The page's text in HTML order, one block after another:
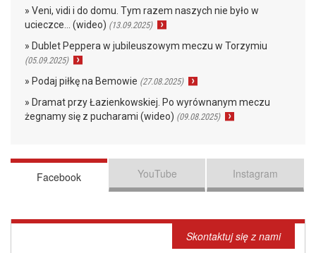
» Veni, vidi i do domu. Tym razem naszych nie było w
ucieczce… (wideo) (13.09.2025)
» Dublet Peppera w jubileuszowym meczu w Torzymiu
(05.09.2025)
» Podaj piłkę na Bemowie (27.08.2025)
» Dramat przy Łazienkowskiej. Po wyrównanym meczu
żegnamy się z pucharami (wideo) (09.08.2025)
Facebook YouTube Instagram
Skontaktuj się z nami